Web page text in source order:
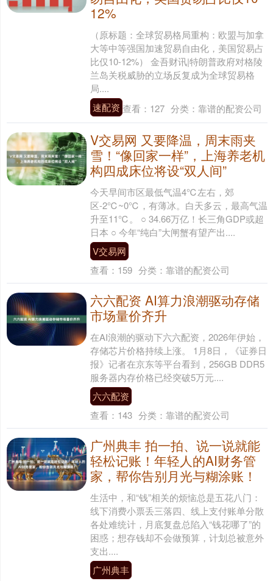
12%
（原标题：全球贸易格局重构：欧盟与加拿
大等中等强国加速贸易自由化，美国贸易占
比仅10-12%） 金吾财讯|特朗普政府对格陵
兰岛关税威胁的立场反复成为全球贸易格
局....
速配资 查看： 127 分类： 靠谱的配资公司
V交易网 又要降温，周末雨夹
雪！“像回家一样”，上海养老机
构四成床位将设“双人间”
今天早间市区最低气温4℃左右，郊
区-2℃~0℃，有薄冰。白天多云，最高气温
升至11℃。 ○ 34.66万亿！长三角GDP或超
日本 ○ 今年“纯白”大闸蟹有望产出....
V交易网
查看： 159 分类： 靠谱的配资公司
六六配资 AI算力浪潮驱动存储
市场量价齐升
在AI浪潮的驱动下六六配资，2026年伊始，
存储芯片价格持续上涨。 1月8日，《证券日
报》记者在京东等平台看到，256GB DDR5
服务器内存价格已经突破5万元....
六六配资
查看： 143 分类： 靠谱的配资公司
广州典丰 拍一拍、说一说就能
轻松记账！年轻人的AI财务管
家，帮你告别月光与糊涂账！
生活中，和“钱”相关的烦恼总是五花八门：
线下消费小票丢三落四、线上支付账单分散
各处难统计，月底复盘总陷入“钱花哪了”的
困惑；想存钱却不会做预算，计划总被意外
支出....
广州典丰